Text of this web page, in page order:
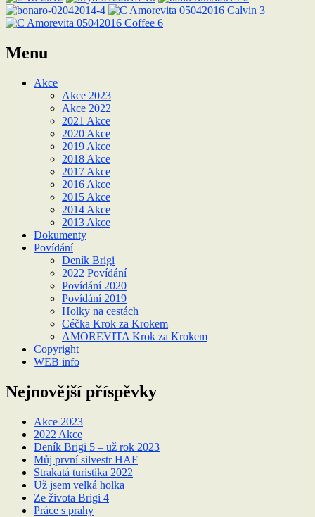
Menu
Akce
Akce 2023
Akce 2022
2021 Akce
2020 Akce
2019 Akce
2018 Akce
2017 Akce
2016 Akce
2015 Akce
2014 Akce
2013 Akce
Dokumenty
Povídání
Deník Brigi
2022 Povídání
Povídání 2020
Povídání 2019
Holky na cestách
Céčka Krok za Krokem
AMOREVITA Krok za Krokem
Copyright
WEB info
Nejnovější příspěvky
Akce 2023
2022 Akce
Deník Brigi 5 – už rok 2023
Můj první silvestr HAF
Strakatá turistika 2022
Už jsem velká holka
Ze života Brigi 4
Práce s prahy